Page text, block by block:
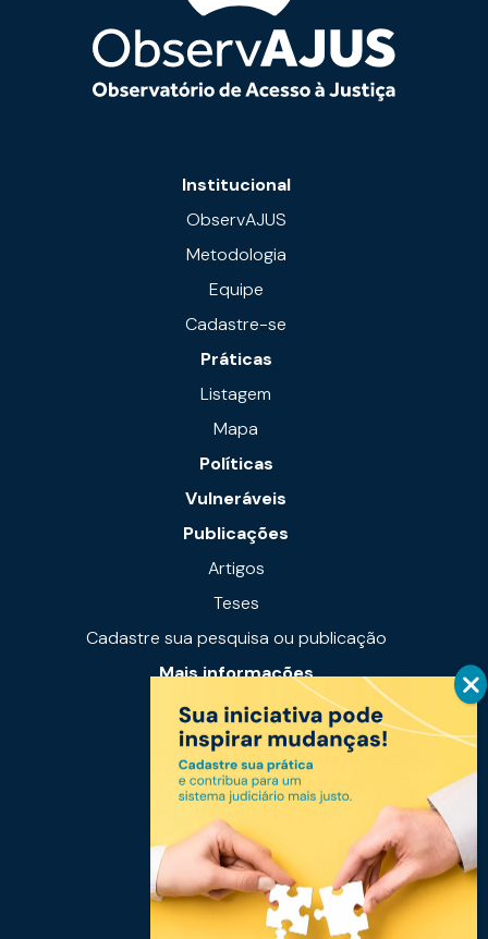
Institucional
ObservAJUS
Metodologia
Equipe
Cadastre-se
Práticas
Listagem
Mapa
Políticas
Vulneráveis
Publicações
Artigos
Teses
Cadastre sua pesquisa ou publicação
Mais informações
Notícias
Links úteis
Fale conosco